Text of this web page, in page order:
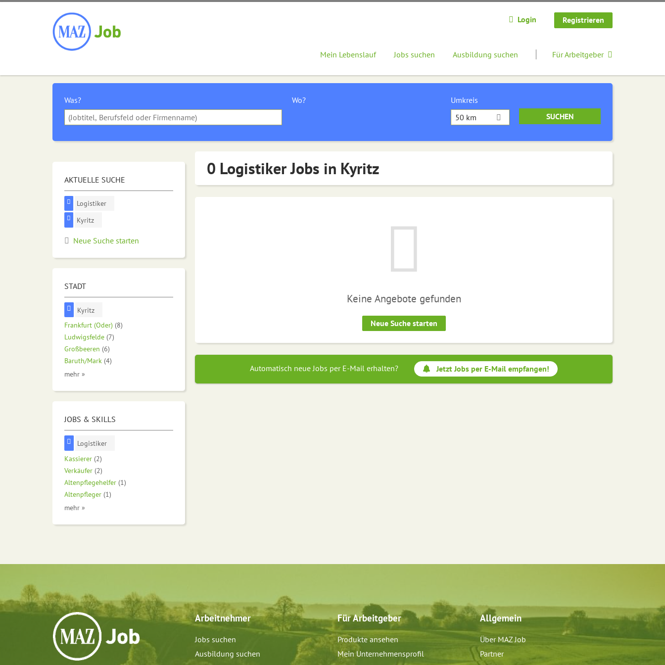
Login Registrieren
Mein Lebenslauf Jobs suchen Ausbildung suchen Für Arbeitgeber
Was? Wo?
Umkreis
50 km
0 Logistiker Jobs in Kyritz
Keine Angebote gefunden
Neue Suche starten
Automatisch neue Jobs per E-Mail erhalten? Jetzt Jobs per E-Mail empfangen!
AKTUELLE SUCHE
Logistiker
Kyritz
Neue Suche starten
STADT
Kyritz
Frankfurt (Oder) (8)
Ludwigsfelde (7)
Großbeeren (6)
Baruth/Mark (4)
mehr »
JOBS & SKILLS
Logistiker
Kassierer (2)
Verkäufer (2)
Altenpflegehelfer (1)
Altenpfleger (1)
mehr »
Arbeitnehmer
Jobs suchen
Ausbildung suchen
Für Arbeitgeber
Produkte ansehen
Mein Unternehmensprofil
Allgemein
Über MAZ Job
Partner